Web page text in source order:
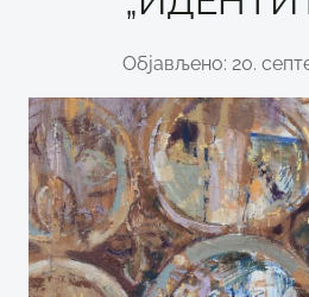
Објављено: 20.